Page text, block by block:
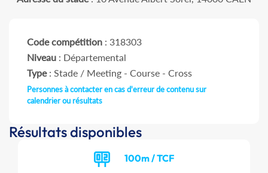
Code compétition : 318303
Niveau : Départemental
Type: Stade / Meeting - Course - Cross
Personnes à contacter en cas d'erreur de contenu sur
calendrier ou résultats
Résultats disponibles
100m / TCF